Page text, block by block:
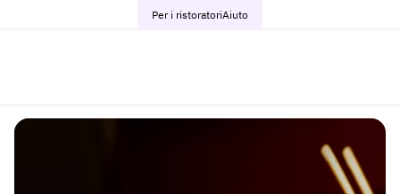
Per i ristoratoriAiuto